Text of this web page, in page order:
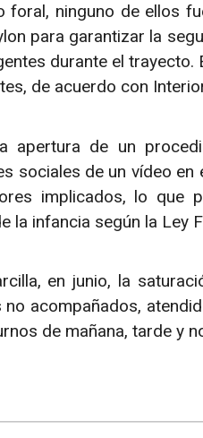
foral, ninguno de ellos
para garantizar la
durante el trayecto.
de acuerdo con
de un
sociales de un vídeo en
implicados, lo que
la infancia según la Ley
en junio, la
acompañados,
de mañana, tarde y